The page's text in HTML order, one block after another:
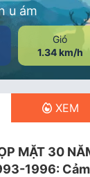
u ám
Gió
1.34 km/h
XEM
MẶT 30
1996: